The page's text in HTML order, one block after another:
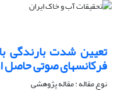
تعیین شدت بارندگی
فرکانس‎های صوتی حاصل از صدای برخورد قطرات باران
نوع مقاله : مقاله پژوهشی